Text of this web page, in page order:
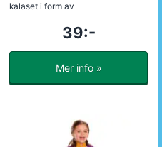
kalaset i form av
39:-
Mer info »